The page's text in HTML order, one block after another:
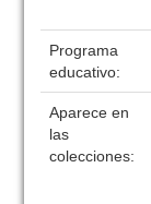
Programa
educativo:
Aparece en
las
colecciones: